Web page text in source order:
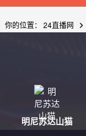
你的位置： 24直播网
明尼苏达山猫